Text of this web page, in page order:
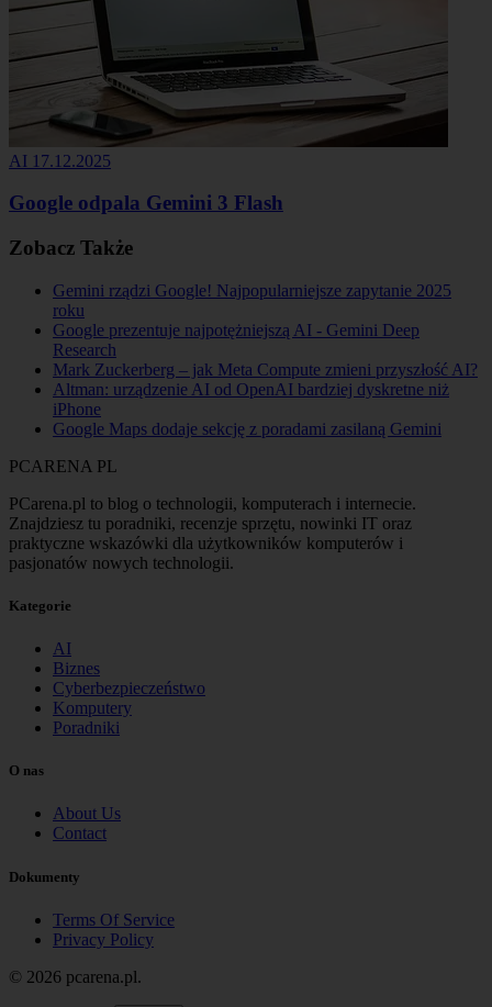
AI 17.12.2025
Google odpala Gemini 3 Flash
Zobacz Także
Gemini rządzi Google! Najpopularniejsze zapytanie 2025
roku
Google prezentuje najpotężniejszą AI - Gemini Deep
Research
Mark Zuckerberg – jak Meta Compute zmieni przyszłość AI?
Altman: urządzenie AI od OpenAI bardziej dyskretne niż
iPhone
Google Maps dodaje sekcję z poradami zasilaną Gemini
PCARENA PL
PCarena.pl to blog o technologii, komputerach i internecie.
Znajdziesz tu poradniki, recenzje sprzętu, nowinki IT oraz
praktyczne wskazówki dla użytkowników komputerów i
pasjonatów nowych technologii.
Kategorie
AI
Biznes
Cyberbezpieczeństwo
Komputery
Poradniki
O nas
About Us
Contact
Dokumenty
Terms Of Service
Privacy Policy
© 2026 pcarena.pl.